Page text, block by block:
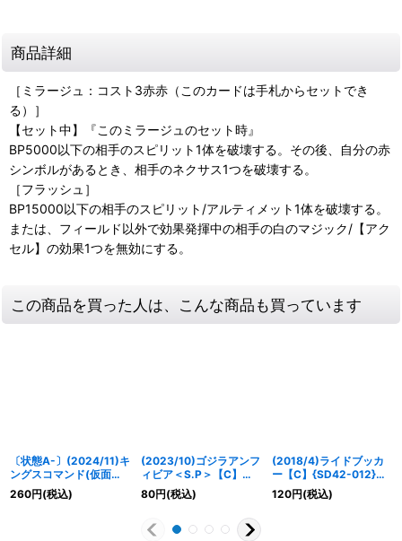
商品詳細
［ミラージュ：コスト3赤赤（このカードは手札からセットでき
る）］
【セット中】『このミラージュのセット時』
BP5000以下の相手のスピリット1体を破壊する。その後、自分の赤
シンボルがあるとき、相手のネクサス1つを破壊する。
［フラッシュ］
BP15000以下の相手のスピリット/アルティメット1体を破壊する。
または、フィールド以外で効果発揮中の相手の白のマジック/【アク
セル】の効果1つを無効にする。
この商品を買った人は、こんな商品も買っています
〔状態A-〕(2024/11)キ
ングスコマンド(仮面ラ
イダーオーズイラスト)
【R】{SD24-013}
260円(税込)
(2023/10)ゴジラアンフ
ィビア＜S.P＞【C】
{CB28-006}《赤》
80円(税込)
(2018/4)ライドブッカ
ー【C】{SD42-012}
《赤》
120円(税込)